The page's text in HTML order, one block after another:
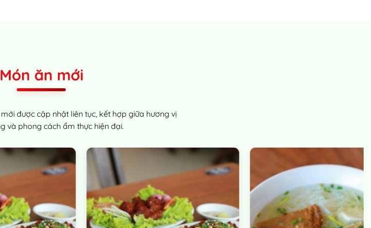
Món ăn mới
được cập nhật liên tục, kết hợp giữa hương vị
và phong cách ẩm thực hiện đại.